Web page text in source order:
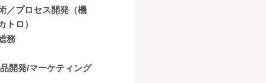
／プロセス開発（機
トロ）
務
開発/マーケティング